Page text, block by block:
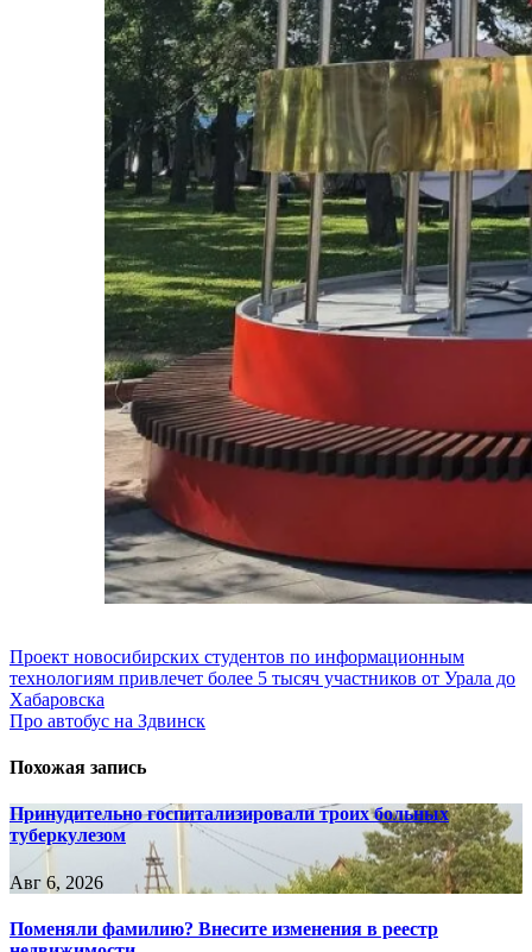
Навигация
по
записям
Проект новосибирских студентов по информационным
технологиям привлечет более 5 тысяч участников от Урала до
Хабаровска
Про автобус на Здвинск
Похожая запись
Принудительно госпитализировали троих больных
туберкулезом
Авг 6, 2026
Поменяли фамилию? Внесите изменения в реестр